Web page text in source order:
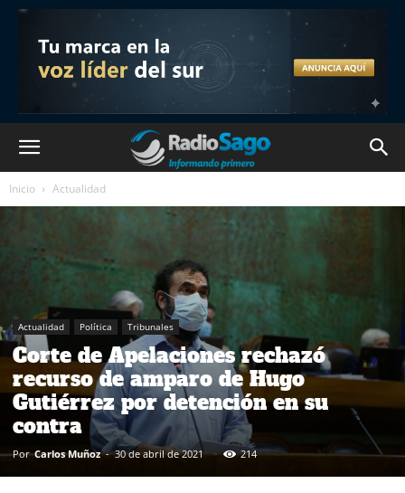
Inicio Actualidad
Actualidad Política Tribunales
Corte de Apelaciones rechazó
recurso de amparo de Hugo
Gutiérrez por detención en su
contra
Por Carlos Muñoz - 30 de abril de 2021 214